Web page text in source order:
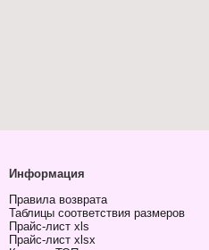
Информация
Правила возврата
Таблицы соответствия размеров
Прайс-лист xls
Прайс-лист xlsx